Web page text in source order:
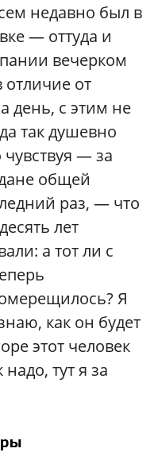
недавно был в
— оттуда и
вечерком
от
день, с этим не
так душевно
— за
общей
раз, — что
лет
а тот ли с
Я
как он будет
этот человек
тут я за